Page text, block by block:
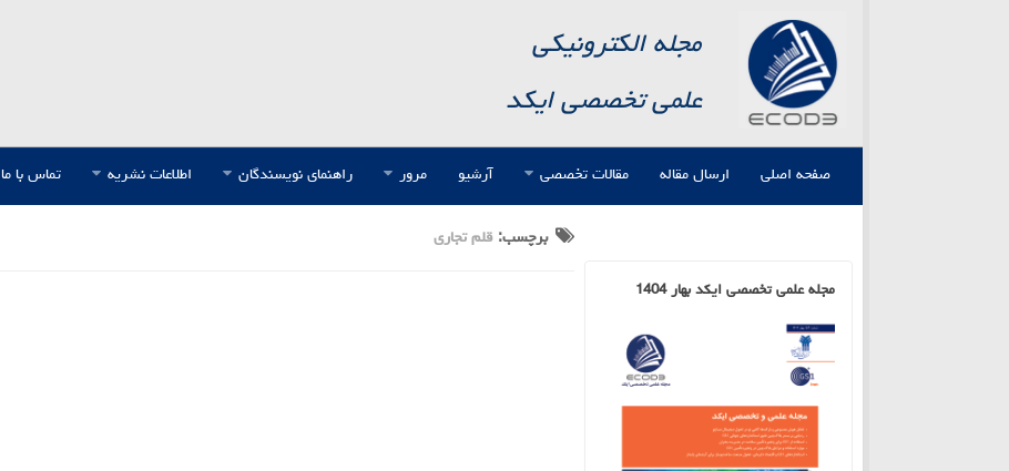
مجله الکترونیکی
علمی تخصصی ایکد
صفحه اصلی ارسال مقاله مقالات تخصصی آرشیو مرور راهنمای نویسندگان اطلاعات نشریه تماس با ما
برچسب: قلم تجاری
مجله علمی تخصصی ایکد بهار 1404